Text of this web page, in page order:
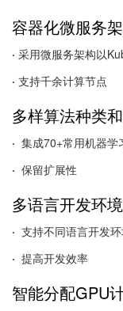
容器化微服务
· 采用微服务架构以
· 支持千余计算节点
多样算法种类
· 集成70+常用机器学
· 保留扩展性
多语言开发环境
· 支持不同语言开发
· 提高开发效率
智能分配GPU